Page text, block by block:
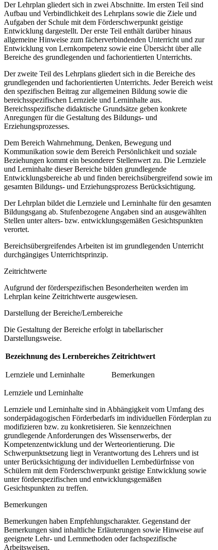
Der Lehrplan gliedert sich in zwei Abschnitte. Im ersten Teil sind
Aufbau und Verbindlichkeit des Lehrplans sowie die Ziele und
Aufgaben der Schule mit dem Förderschwerpunkt geistige
Entwicklung dargestellt. Der erste Teil enthält darüber hinaus
allgemeine Hinweise zum fächerverbindenden Unterricht und zur
Entwicklung von Lernkompetenz sowie eine Übersicht über alle
Bereiche des grundlegenden und fachorientierten Unterrichts.
Der zweite Teil des Lehrplans gliedert sich in die Bereiche des
grundlegenden und fachorientierten Unterrichts. Jeder Bereich weist
den spezifischen Beitrag zur allgemeinen Bildung sowie die
bereichsspezifischen Lernziele und Lerninhalte aus.
Bereichsspezifische didaktische Grundsätze geben konkrete
Anregungen für die Gestaltung des Bildungs- und
Erziehungsprozesses.
Dem Bereich Wahrnehmung, Denken, Bewegung und
Kommunikation sowie dem Bereich Persönlichkeit und soziale
Beziehungen kommt ein besonderer Stellenwert zu. Die Lernziele
und Lerninhalte dieser Bereiche bilden grundlegende
Entwicklungsbereiche ab und finden bereichsübergreifend sowie im
gesamten Bildungs- und Erziehungsprozess Berücksichtigung.
Der Lehrplan bildet die Lernziele und Lerninhalte für den gesamten
Bildungsgang ab. Stufenbezogene Angaben sind an ausgewählten
Stellen unter alters- bzw. entwicklungsgemäßen Gesichtspunkten
verortet.
Bereichsübergreifendes Arbeiten ist im grundlegenden Unterricht
durchgängiges Unterrichtsprinzip.
Zeitrichtwerte
Aufgrund der förderspezifischen Besonderheiten werden im
Lehrplan keine Zeitrichtwerte ausgewiesen.
Darstellung der Bereiche/Lernbereiche
Die Gestaltung der Bereiche erfolgt in tabellarischer
Darstellungsweise.
Bezeichnung des Lernbereiches Zeitrichtwert
Lernziele und Lerninhalte Bemerkungen
Lernziele und Lerninhalte
Lernziele und Lerninhalte sind in Abhängigkeit vom Umfang des
sonderpädagogischen Förderbedarfs im individuellen Förderplan zu
modifizieren bzw. zu konkretisieren. Sie kennzeichnen
grundlegende Anforderungen des Wissenserwerbs, der
Kompetenzentwicklung und der Werteorientierung. Die
Schwerpunktsetzung liegt in Verantwortung des Lehrers und ist
unter Berücksichtigung der individuellen Lernbedürfnisse von
Schülern mit dem Förderschwerpunkt geistige Entwicklung sowie
unter förderspezifischen und entwicklungsgemäßen
Gesichtspunkten zu treffen.
Bemerkungen
Bemerkungen haben Empfehlungscharakter. Gegenstand der
Bemerkungen sind inhaltliche Erläuterungen sowie Hinweise auf
geeignete Lehr- und Lernmethoden oder fachspezifische
Arbeitsweisen.